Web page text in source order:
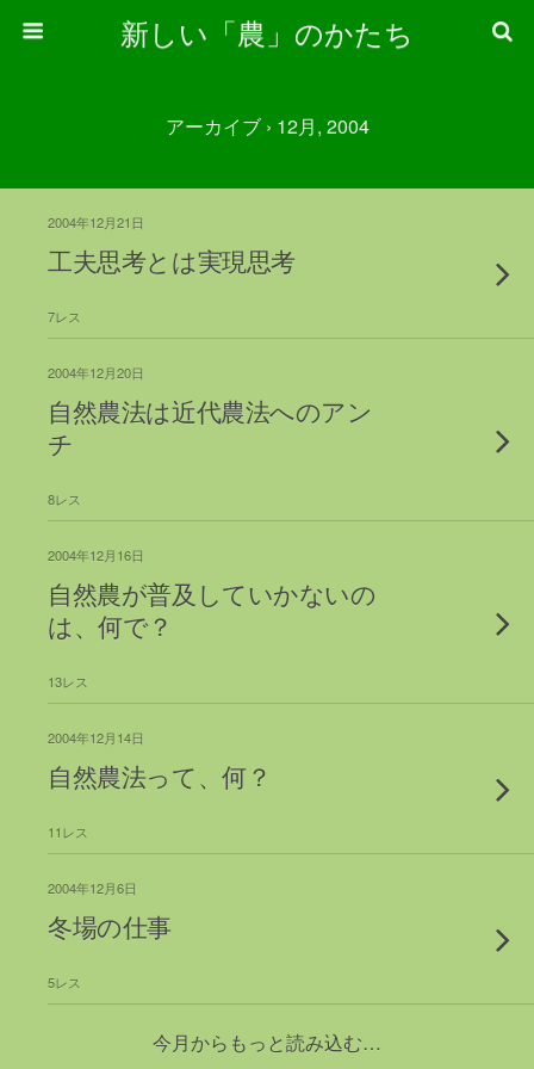
新しい「農」のかたち
アーカイブ › 12月, 2004
2004年12月21日
工夫思考とは実現思考
7レス
2004年12月20日
自然農法は近代農法へのアン
チ
8レス
2004年12月16日
自然農が普及していかないの
は、何で？
13レス
2004年12月14日
自然農法って、何？
11レス
2004年12月6日
冬場の仕事
5レス
今月からもっと読み込む…